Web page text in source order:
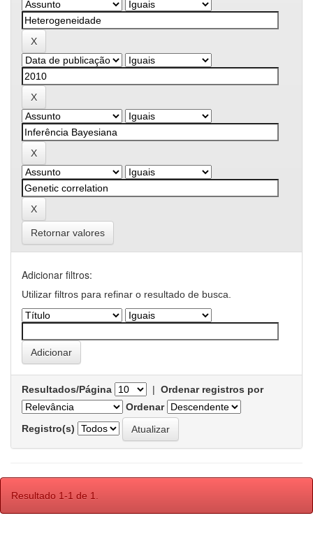
Retornar valores
Adicionar filtros:
Utilizar filtros para refinar o resultado de busca.
Resultados/Página | Ordenar registros por
Ordenar
Registro(s)
Resultado 1-1 de 1.